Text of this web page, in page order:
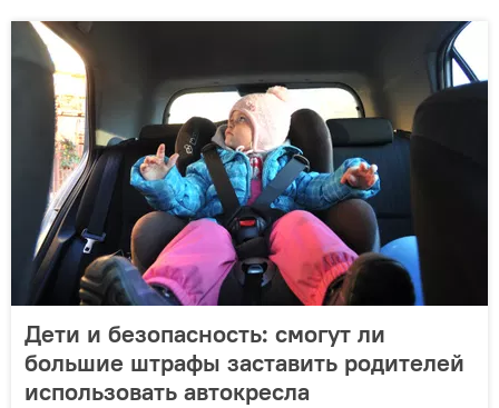
Дети и безопасность: смогут ли
большие штрафы заставить родителей
использовать автокресла